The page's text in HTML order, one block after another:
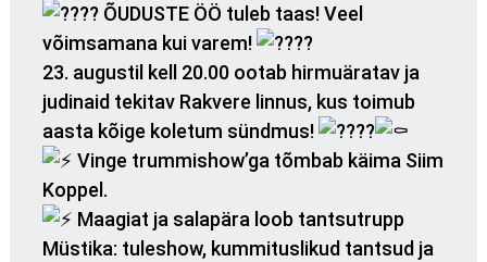
ÕUDUSTE ÖÖ tuleb taas! Veel
võimsamana kui varem!
23. augustil kell 20.00 ootab hirmuäratav ja
judinaid tekitav Rakvere linnus, kus toimub
aasta kõige koletum sündmus!
Vinge trummishow’ga tõmbab käima Siim
Koppel.
Maagiat ja salapära loob tantsutrupp
Müstika: tuleshow, kummituslikud tantsud ja